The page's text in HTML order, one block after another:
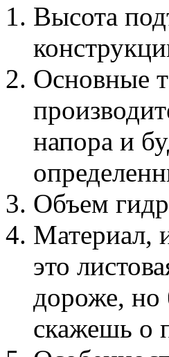
Высота
Основные
напора и
Объем
Материал,
это
дороже, но
скажешь о